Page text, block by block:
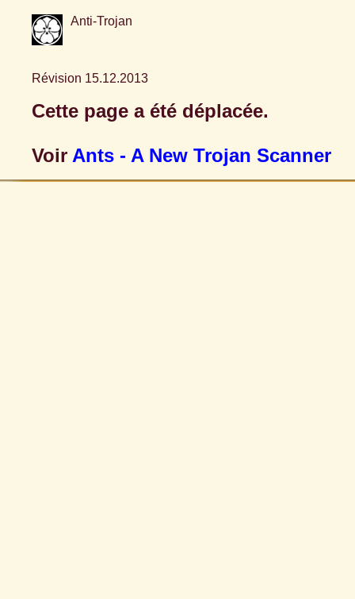
Anti-Trojan
Révision 15.12.2013
Cette page a été déplacée.
Voir Ants - A New Trojan Scanner